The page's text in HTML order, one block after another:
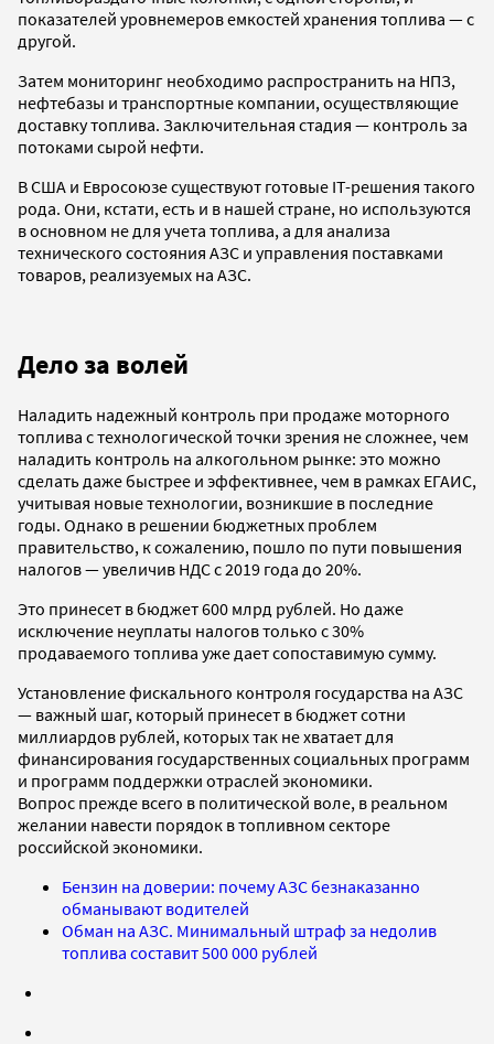
показателей уровнемеров емкостей хранения топлива — с
другой.
Затем мониторинг необходимо распространить на НПЗ,
нефтебазы и транспортные компании, осуществляющие
доставку топлива. Заключительная стадия — контроль за
потоками сырой нефти.
В США и Евросоюзе существуют готовые IT-решения такого
рода. Они, кстати, есть и в нашей стране, но используются
в основном не для учета топлива, а для анализа
технического состояния АЗС и управления поставками
товаров, реализуемых на АЗС.
Дело за волей
Наладить надежный контроль при продаже моторного
топлива с технологической точки зрения не сложнее, чем
наладить контроль на алкогольном рынке: это можно
сделать даже быстрее и эффективнее, чем в рамках ЕГАИС,
учитывая новые технологии, возникшие в последние
годы. Однако в решении бюджетных проблем
правительство, к сожалению, пошло по пути повышения
налогов — увеличив НДС с 2019 года до 20%.
Это принесет в бюджет 600 млрд рублей. Но даже
исключение неуплаты налогов только с 30%
продаваемого топлива уже дает сопоставимую сумму.
Установление фискального контроля государства на АЗС
— важный шаг, который принесет в бюджет сотни
миллиардов рублей, которых так не хватает для
финансирования государственных социальных программ
и программ поддержки отраслей экономики.
Вопрос прежде всего в политической воле, в реальном
желании навести порядок в топливном секторе
российской экономики.
Бензин на доверии: почему АЗС безнаказанно
обманывают водителей
Обман на АЗС. Минимальный штраф за недолив
топлива составит 500 000 рублей